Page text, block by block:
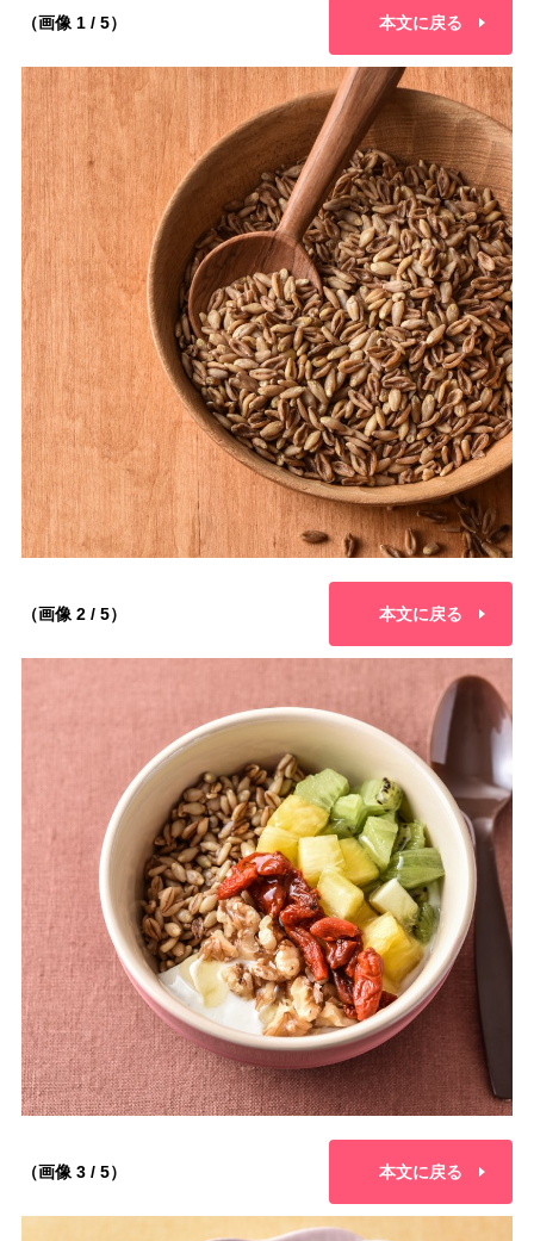
（画像 1 / 5） 本文に戻る
（画像 2 / 5） 本文に戻る
（画像 3 / 5） 本文に戻る